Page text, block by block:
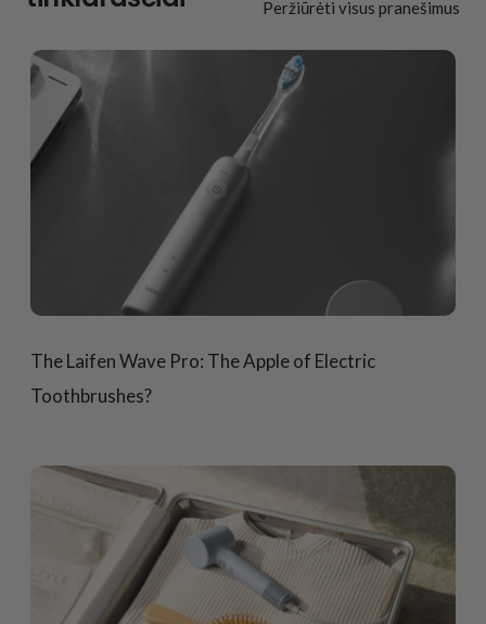
Peržiūrėti visus pranešimus
The Laifen Wave Pro: The Apple of Electric
Toothbrushes?